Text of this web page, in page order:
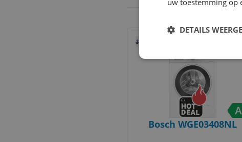
Bosch WGE03408NL
Bekijk productDETAILS